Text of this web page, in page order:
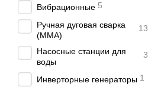
Вибрационные 5
Ручная дуговая сварка
(MMA)
13
Насосные станции для
воды
3
Инверторные генераторы 1